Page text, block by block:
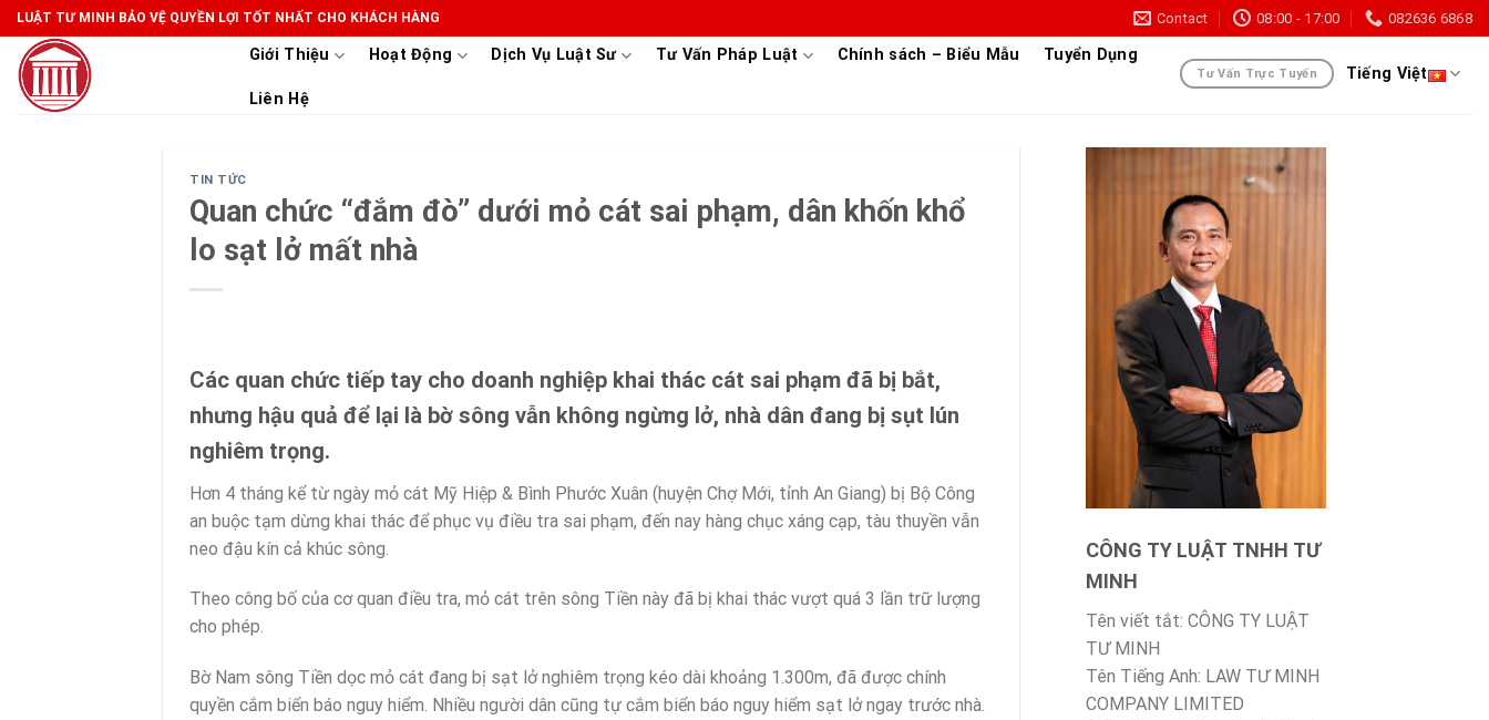
Skip
to
content
LUẬT TƯ MINH BẢO VỆ QUYỀN LỢI TỐT NHẤT CHO KHÁCH HÀNG Contact 08:00 - 17:00 082636 6868
Giới Thiệu Hoạt Động Dịch Vụ Luật Sư Tư Vấn Pháp Luật Chính sách – Biểu Mẫu Tuyển Dụng
Liên Hệ
Tư Vấn Trực Tuyến Tiếng Việt
TIN TỨC
Quan chức “đắm đò” dưới mỏ cát sai phạm, dân khốn khổ
lo sạt lở mất nhà
Các quan chức tiếp tay cho doanh nghiệp khai thác cát sai phạm đã bị bắt,
nhưng hậu quả để lại là bờ sông vẫn không ngừng lở, nhà dân đang bị sụt lún
nghiêm trọng.
Hơn 4 tháng kể từ ngày mỏ cát Mỹ Hiệp & Bình Phước Xuân (huyện Chợ Mới, tỉnh An Giang) bị Bộ Công
an buộc tạm dừng khai thác để phục vụ điều tra sai phạm, đến nay hàng chục xáng cạp, tàu thuyền vẫn
neo đậu kín cả khúc sông.
Theo công bố của cơ quan điều tra, mỏ cát trên sông Tiền này đã bị khai thác vượt quá 3 lần trữ lượng
cho phép.
Bờ Nam sông Tiền dọc mỏ cát đang bị sạt lở nghiêm trọng kéo dài khoảng 1.300m, đã được chính
quyền cắm biển báo nguy hiểm. Nhiều người dân cũng tự cắm biển báo nguy hiểm sạt lở ngay trước nhà.
CÔNG TY LUẬT TNHH TƯ
MINH
Tên viết tắt: CÔNG TY LUẬT
TƯ MINH
Tên Tiếng Anh: LAW TƯ MINH
COMPANY LIMITED